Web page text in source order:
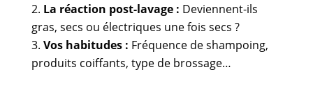
La réaction post-lavage : Deviennent-ils
gras, secs ou électriques une fois secs ?
Vos habitudes : Fréquence de shampoing,
produits coiffants, type de brossage…